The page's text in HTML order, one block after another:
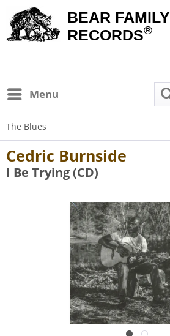
BEAR FAMILY
RECORDS®
Menu
The Blues
Cedric Burnside
I Be Trying (CD)